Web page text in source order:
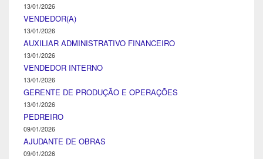
13/01/2026
VENDEDOR(A)
13/01/2026
AUXILIAR ADMINISTRATIVO FINANCEIRO
13/01/2026
VENDEDOR INTERNO
13/01/2026
GERENTE DE PRODUÇÃO E OPERAÇÕES
13/01/2026
PEDREIRO
09/01/2026
AJUDANTE DE OBRAS
09/01/2026